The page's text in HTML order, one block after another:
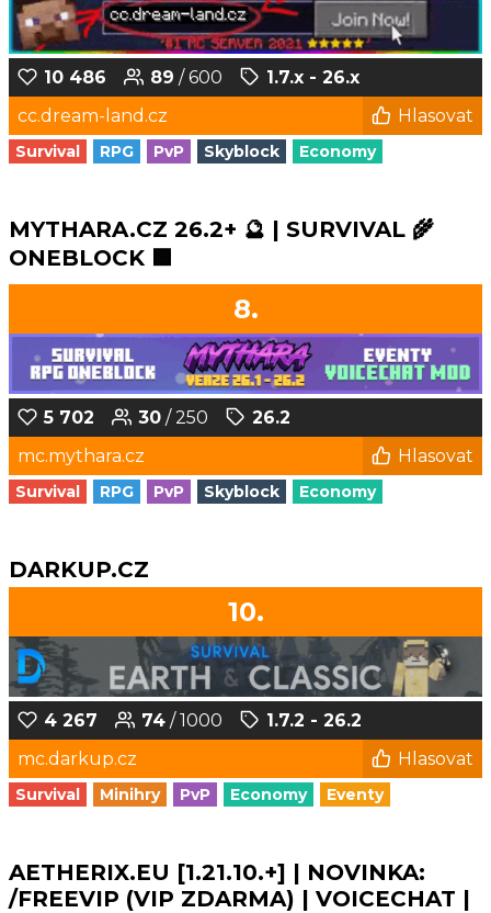
10 486 89 / 600
1.7.x - 26.x
cc.dream-land.cz
Hlasovat
Survival RPG PvP Skyblock Economy
MYTHARA.CZ 26.2+ 🔮 | SURVIVAL 🌾
ONEBLOCK 🟩
8.
5 702 30 / 250
26.2
mc.mythara.cz
Hlasovat
Survival RPG PvP Skyblock Economy
DARKUP.CZ
10.
4 267 74 / 1000
1.7.2 - 26.2
mc.darkup.cz
Hlasovat
Survival Minihry PvP Economy Eventy
AETHERIX.EU [1.21.10.+] | NOVINKA:
/FREEVIP (VIP ZDARMA) | VOICECHAT |